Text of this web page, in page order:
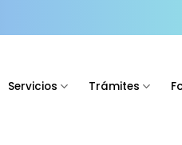
Servicios Trámites